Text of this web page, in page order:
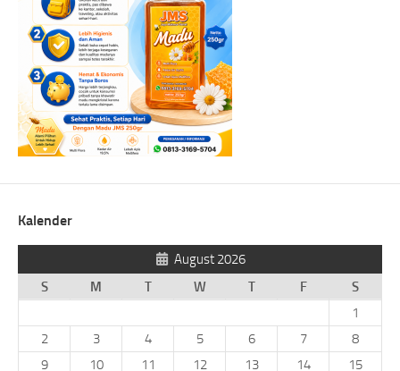
Kalender
August 2026
S
M T W T F
S
1
2
3 4 5 6 7
8
9
10 11 12 13 14
15